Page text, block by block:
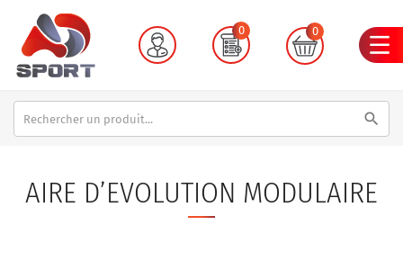
0 0
search
AIRE D’EVOLUTION MODULAIRE